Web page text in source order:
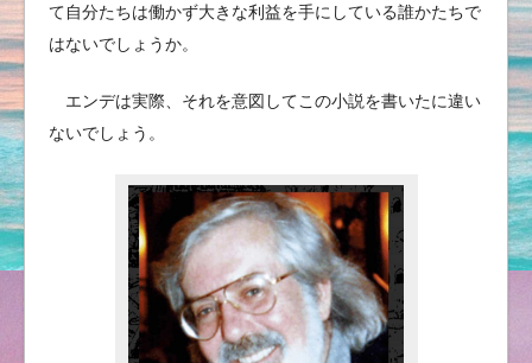
て自分たちは働かず大きな利益を手にしている誰かたちで
はないでしょうか。
エンデは実際、それを意図してこの小説を書いたに違い
ないでしょう。